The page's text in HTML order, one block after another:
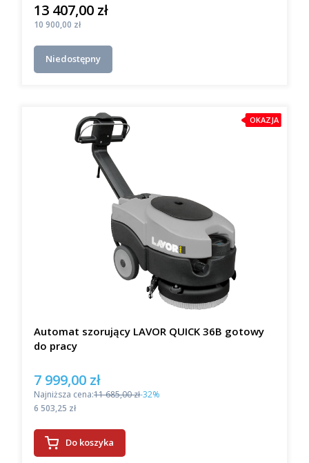
Cena
13 407,00 zł
Cena
10 900,00 zł
Niedostępny
OKAZJA
Automat szorujący LAVOR QUICK 36B gotowy
do pracy
Cena promocyjna
7 999,00 zł
Najniższa cena:11 685,00 zł-32%
Cena
6 503,25 zł
Do koszyka